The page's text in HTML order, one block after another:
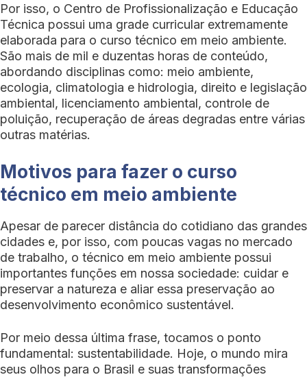
Por isso, o Centro de Profissionalização e Educação
Técnica possui uma grade curricular extremamente
elaborada para o curso técnico em meio ambiente.
São mais de mil e duzentas horas de conteúdo,
abordando disciplinas como: meio ambiente,
ecologia, climatologia e hidrologia, direito e legislação
ambiental, licenciamento ambiental, controle de
poluição, recuperação de áreas degradas entre várias
outras matérias.
Motivos para fazer o curso
técnico em meio ambiente
Apesar de parecer distância do cotidiano das grandes
cidades e, por isso, com poucas vagas no mercado
de trabalho, o técnico em meio ambiente possui
importantes funções em nossa sociedade: cuidar e
preservar a natureza e aliar essa preservação ao
desenvolvimento econômico sustentável.
Por meio dessa última frase, tocamos o ponto
fundamental: sustentabilidade. Hoje, o mundo mira
seus olhos para o Brasil e suas transformações